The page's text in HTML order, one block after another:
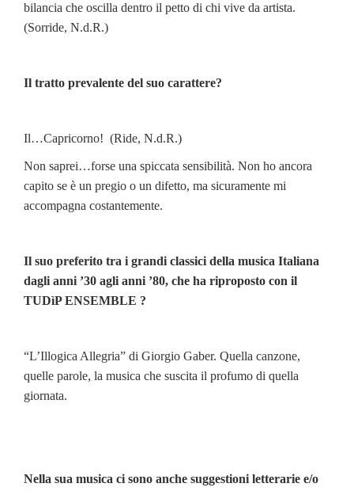
bilancia che oscilla dentro il petto di chi vive da artista.
(Sorride, N.d.R.)
Il tratto prevalente del suo carattere?
Il…Capricorno! (Ride, N.d.R.)
Non saprei…forse una spiccata sensibilità. Non ho ancora
capito se è un pregio o un difetto, ma sicuramente mi
accompagna costantemente.
Il suo preferito tra i grandi classici della musica Italiana
dagli anni ’30 agli anni ’80, che ha riproposto con il
TUDìP ENSEMBLE ?
“L’Illogica Allegria” di Giorgio Gaber. Quella canzone,
quelle parole, la musica che suscita il profumo di quella
giornata.
Nella sua musica ci sono anche suggestioni letterarie e/o